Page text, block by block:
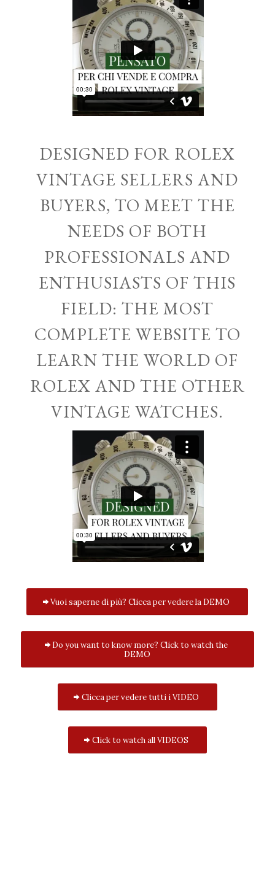
DESIGNED FOR ROLEX
VINTAGE SELLERS AND
BUYERS, TO MEET THE
NEEDS OF BOTH
PROFESSIONALS AND
ENTHUSIASTS OF THIS
FIELD: THE MOST
COMPLETE WEBSITE TO
LEARN THE WORLD OF
ROLEX AND THE OTHER
VINTAGE WATCHES.
Vuoi saperne di più? Clicca per vedere la DEMO
Do you want to know more? Click to watch the
DEMO
Clicca per vedere tutti i VIDEO
Click to watch all VIDEOS